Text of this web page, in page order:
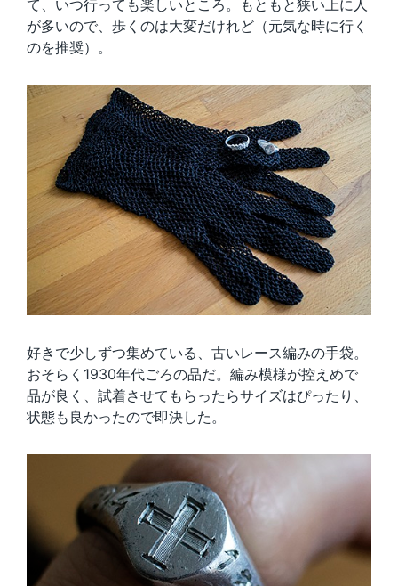
て、いつ行っても楽しいところ。もともと狭い上に人
が多いので、歩くのは大変だけれど（元気な時に行く
のを推奨）。
好きで少しずつ集めている、古いレース編みの手袋。
おそらく1930年代ごろの品だ。編み模様が控えめで
品が良く、試着させてもらったらサイズはぴったり、
状態も良かったので即決した。